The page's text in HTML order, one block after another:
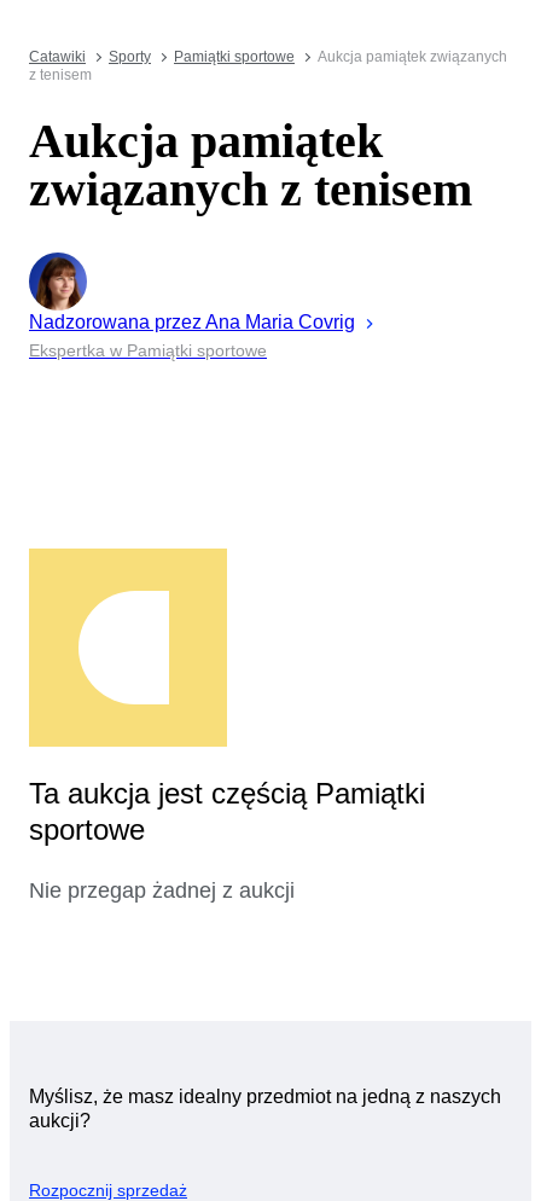
Catawiki Sporty Pamiątki sportowe
Aukcja pamiątek związanych
z tenisem
Aukcja pamiątek
związanych z tenisem
Nadzorowana przez Ana Maria Covrig
Ekspertka w Pamiątki sportowe
Ta aukcja jest częścią Pamiątki
sportowe
Nie przegap żadnej z aukcji
Myślisz, że masz idealny przedmiot na jedną z naszych
aukcji?
Rozpocznij sprzedaż